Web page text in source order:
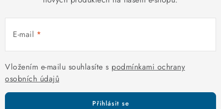
p
r
v
k
y
v
ý
E-mail
Vložením e-mailu souhlasíte s podmínkami ochrany
osobních údajů
Přihlásit se